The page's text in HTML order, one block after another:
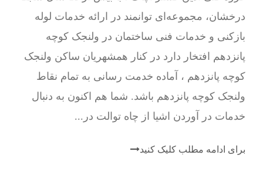
درخشان، مجموعه‌ای توانمند در ارائه خدمات لوله
بازکنی و خدمات فنی ساختمان در ولنجک کوچه
پانزدهم افتخار دارد در کنار همشهریان ساکن ولنجک
کوچه پانزدهم ، آماده خدمت رسانی به تمام نقاط
ولنجک کوچه پانزدهم باشد. شما هم اکنون به دنبال
خدمات در آوردن اشیا از چاه توالت در...
برای ادامه مطلب کلیک کنید